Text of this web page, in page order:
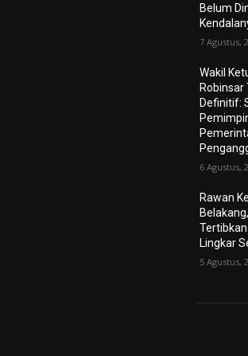
Belum
7 Agustus,
Wakil
Robinsar
Definitif:
6 Agustus,
Rawan
Lingkar
5 Agustus,